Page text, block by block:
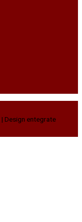
| Design entegrate